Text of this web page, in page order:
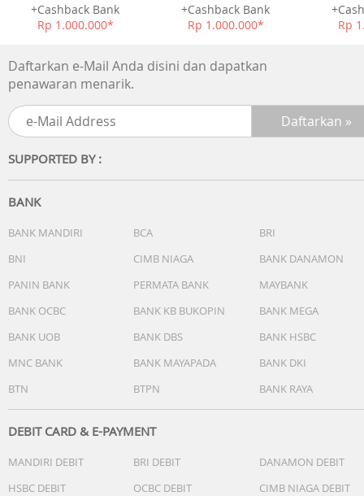
+Cashback Bank
Rp 1.000.000*
+Cashback Bank
Rp 1.000.000*
Rp
Daftarkan e-Mail Anda disini dan dapatkan
penawaran menarik.
SUPPORTED BY :
BANK
BANK MANDIRI BCA
BRI
BNI
CIMB NIAGA
BANK DANAMON
PANIN BANK
PERMATA BANK
MAYBANK
BANK OCBC
BANK KB BUKOPIN
BANK MEGA
BANK UOB
BANK DBS
BANK HSBC
MNC BANK
BANK MAYAPADA
BANK DKI
BTN
BTPN BANK RAYA
DEBIT CARD & E-PAYMENT
MANDIRI DEBIT BRI DEBIT
DANAMON DEBIT
HSBC DEBIT
OCBC DEBIT
CIMB NIAGA DEBIT